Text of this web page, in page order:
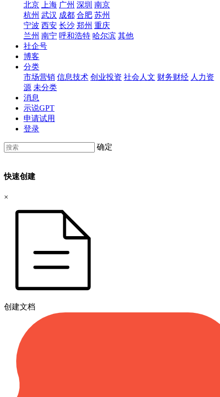
北京
上海 广州 深圳 南京
杭州 武汉 成都 合肥 苏州
宁波 西安 长沙 郑州 重庆
兰州 南宁 呼和浩特 哈尔滨 其他
社企号
博客
分类
市场营销 信息技术 创业投资 社会人文 财务财经 人力资
源 未分类
消息
示说GPT
申请试用
登录
确定
快速创建
×
创建文档